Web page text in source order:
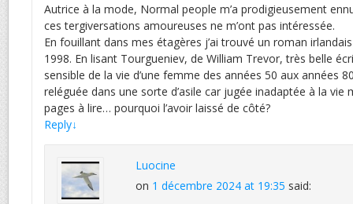
Autrice à la mode, Normal people m’a prodigieusement
ces tergiversations amoureuses ne m’ont pas intéressée.
En fouillant dans mes étagères j’ai trouvé un roman
1998. En lisant Tourgueniev, de William Trevor, très belle
sensible de la vie d’une femme des années 50 aux années
reléguée dans une sorte d’asile car jugée inadaptée à la vie
pages à lire… pourquoi l’avoir laissé de côté?
Reply↓
Luocine
on 1 décembre 2024 at 19:35 said: